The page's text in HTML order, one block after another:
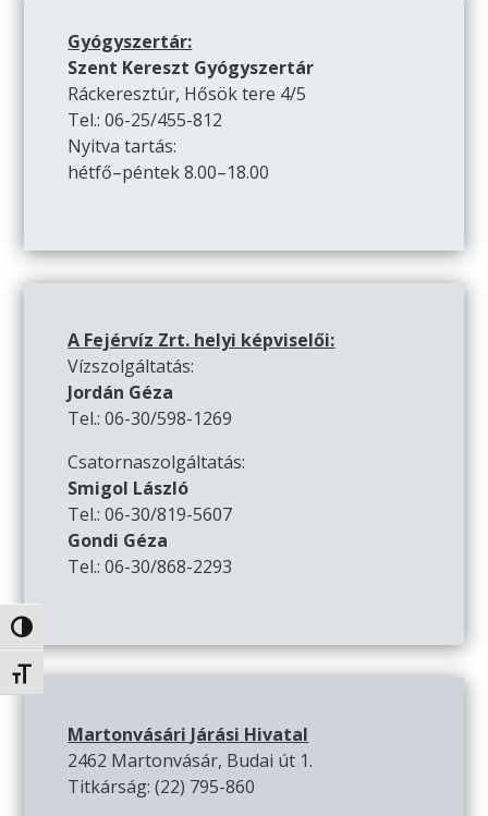
Nagy kontraszt váltása
Betűméret váltása
Gyógyszertár:
Szent Kereszt Gyógyszertár
Ráckeresztúr, Hősök tere 4/5
Tel.: 06-25/455-812
Nyitva tartás:
hétfő–péntek 8.00–18.00
A Fejérvíz Zrt. helyi képviselői:
Vízszolgáltatás:
Jordán Géza
Tel.: 06-30/598-1269
Csatornaszolgáltatás:
Smigol László
Tel.: 06-30/819-5607
Gondi Géza
Tel.: 06-30/868-2293
Martonvásári Járási Hivatal
2462 Martonvásár, Budai út 1.
Titkárság: (22) 795-860